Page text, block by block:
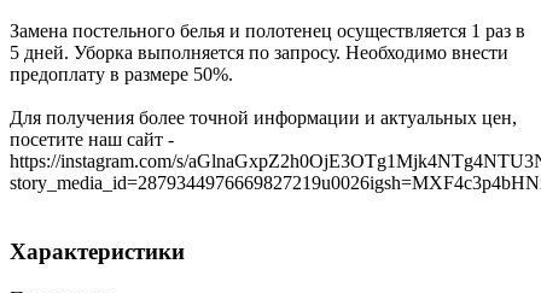
Замена постельного белья и полотенец осуществляется 1 раз в
5 дней. Уборка выполняется по запросу. Необходимо внести
предоплату в размере 50%.
Для получения более точной информации и актуальных цен,
посетите наш сайт -
https://instagram.com/s/
Характеристики